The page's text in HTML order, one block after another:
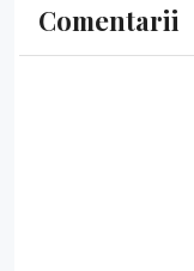
Comentarii